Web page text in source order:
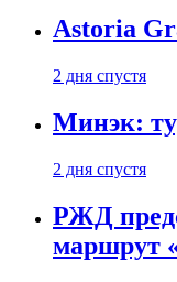
Astoria
2 дня спустя
Минэк:
2 дня спустя
РЖД
маршрут